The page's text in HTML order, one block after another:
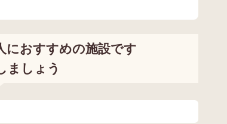
におすすめの施設です
ましょう